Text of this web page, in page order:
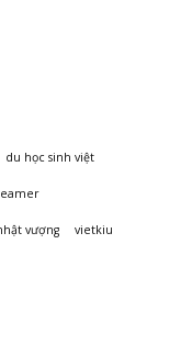
du học sinh việt
vượng vietkiu